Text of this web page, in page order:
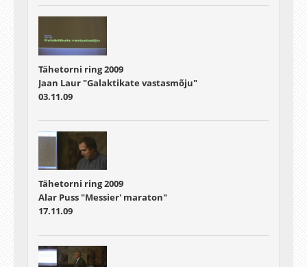
Tähetorni ring 2009
Jaan Laur "Galaktikate vastasmõju"
03.11.09
Tähetorni ring 2009
Alar Puss "Messier' maraton"
17.11.09